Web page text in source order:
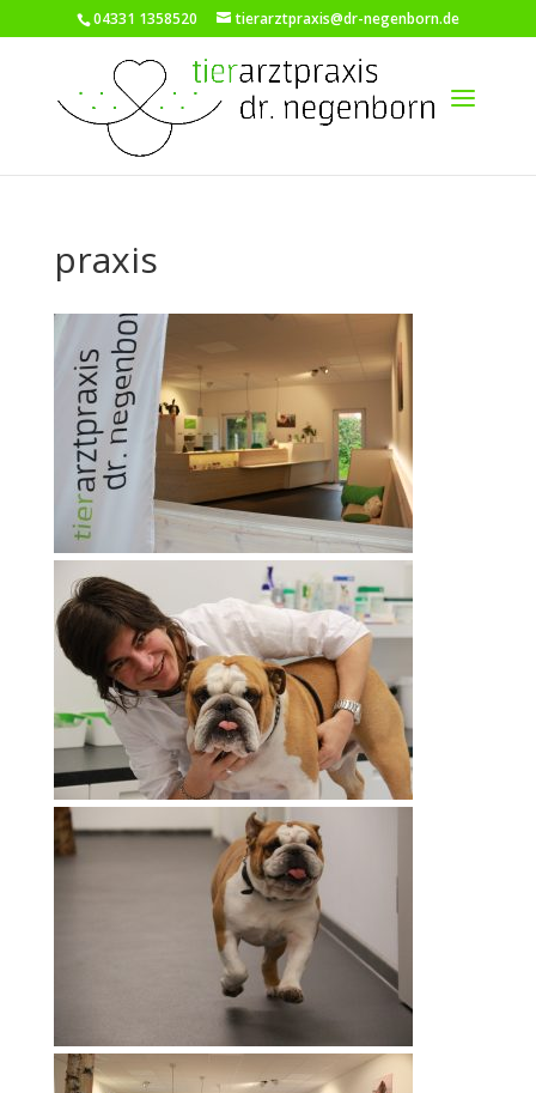
04331 1358520 tierarztpraxis@dr-negenborn.de
praxis